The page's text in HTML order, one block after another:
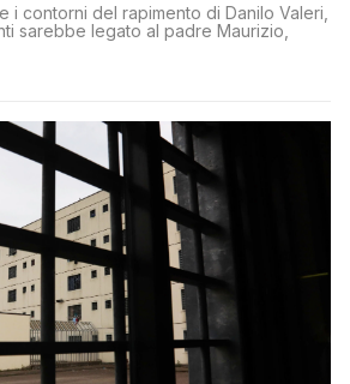
i contorni del rapimento di Danilo Valeri,
sarebbe legato al padre Maurizio,